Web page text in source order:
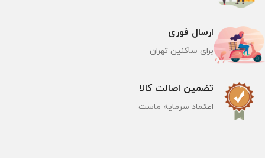
تضمین اصالت کالا
اعتماد سرمایه ماست
ارسال فوری
برای ساکنین تهران